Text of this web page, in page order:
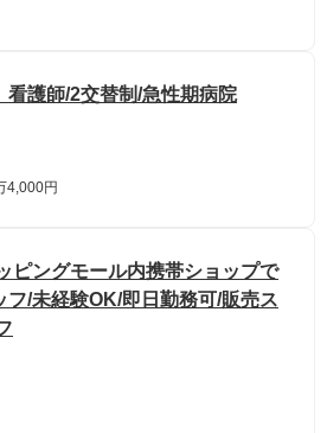
看護師/2交替制/急性期病院
4,000円
ピングモール内携帯ショップで
フ/未経験OK/即日勤務可/販売ス